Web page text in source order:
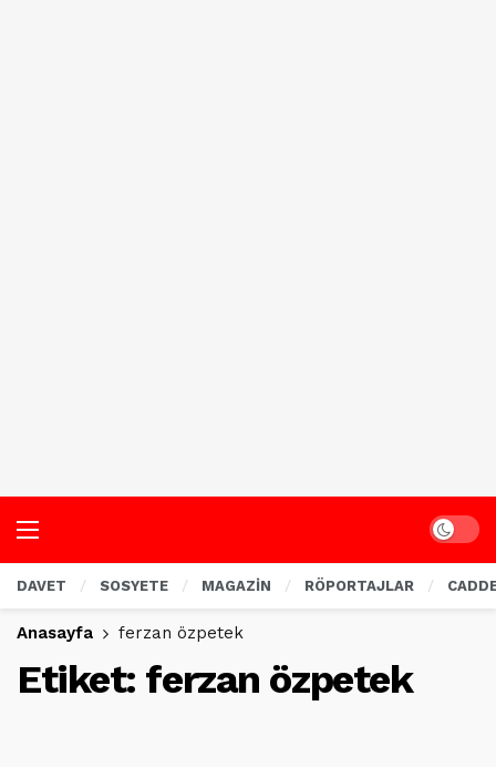
Dark
DAVET SOSYETE MAGAZİN RÖPORTAJLAR
Anasayfa ferzan özpetek
Etiket: ferzan özpetek